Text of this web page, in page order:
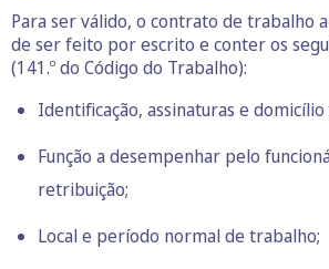
Para ser válido, o contrato de trabalho
de ser feito por escrito e conter os
(141.º do Código do Trabalho):
Identificação, assinaturas e
Função a desempenhar pelo
retribuição;
Local e período normal de trabalho;